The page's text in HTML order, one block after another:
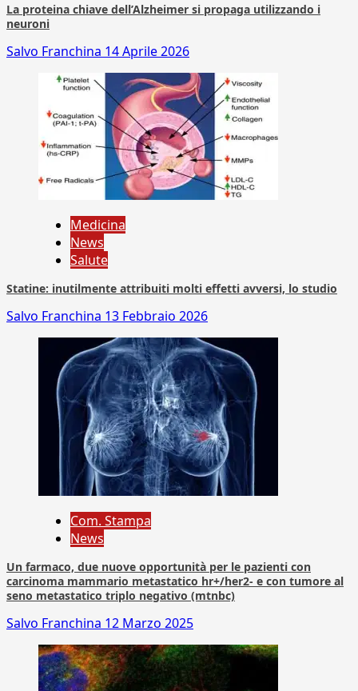
La proteina chiave dell’Alzheimer si propaga utilizzando i
neuroni
Salvo Franchina 14 Aprile 2026
Medicina
News
Salute
Statine: inutilmente attribuiti molti effetti avversi, lo studio
Salvo Franchina 13 Febbraio 2026
Com. Stampa
News
Un farmaco, due nuove opportunità per le pazienti con
carcinoma mammario metastatico hr+/her2- e con tumore al
seno metastatico triplo negativo (mtnbc)
Salvo Franchina 12 Marzo 2025